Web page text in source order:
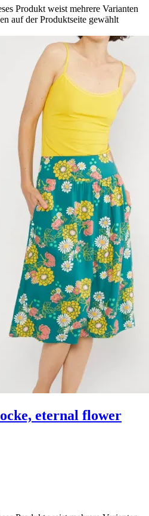
Produkt weist mehrere Varianten
auf der Produktseite gewählt
eternal flower